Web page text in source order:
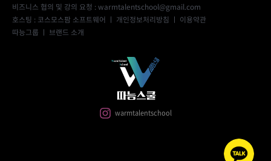
비즈니스 협의 및 강의 요청 : warmtalentschool@gmail.com
호스팅 : 코스모스팜 소프트웨어 ㅣ 개인정보처리방침 ㅣ 이용약관
따능그룹 ㅣ 브랜드 소개
warmtalentschool